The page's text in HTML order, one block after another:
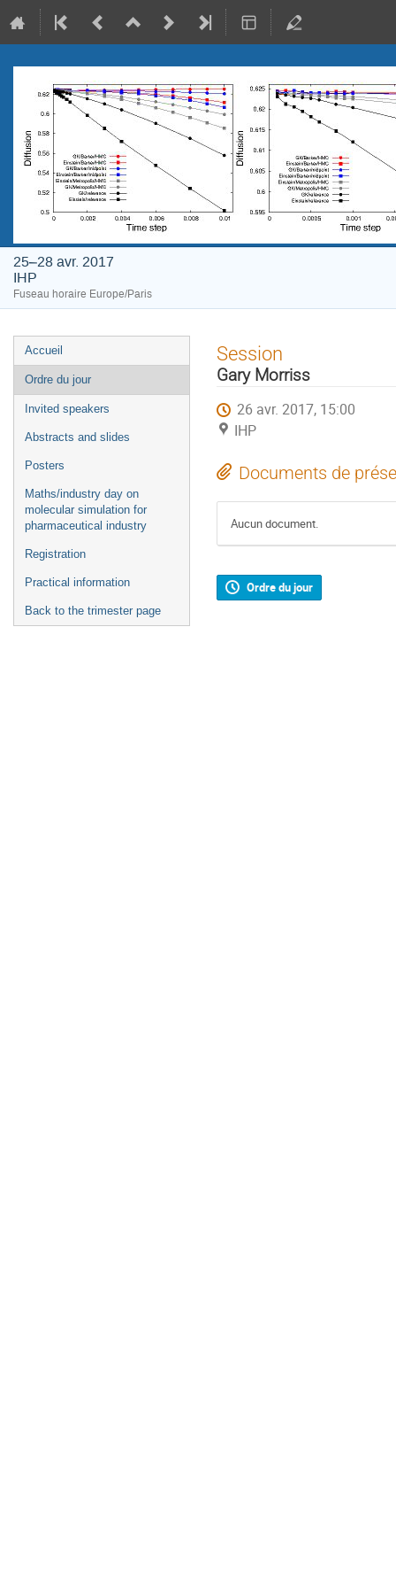
25–28 avr. 2017
IHP
Fuseau horaire Europe/Paris
Menu
de
l'événement
Accueil
Ordre du jour
Invited speakers
Abstracts and slides
Posters
Maths/industry day on
molecular simulation for
pharmaceutical industry
Registration
Practical information
Back to the trimester page
Session
Gary Morriss
26 avr. 2017, 15:00
IHP
Documents de
Aucun document.
Ordre du jour